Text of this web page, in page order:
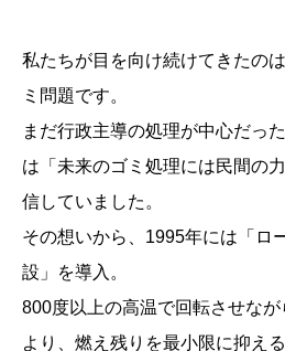
私たちが目を向け続けてきたの
ミ問題です。
まだ行政主導の処理が中心だっ
は「未来のゴミ処理には民間の
信していました。
その想いから、1995年には「ロ
設」を導入。
800度以上の高温で回転させな
より、燃え残りを最小限に抑え